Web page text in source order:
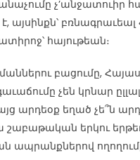
չ’անջատուիր
է, այսինքն՝
հայութեան։
բացումը,
չեն կրնար
արդեօք եղած չե՞ն
երկու
ապրանքներով